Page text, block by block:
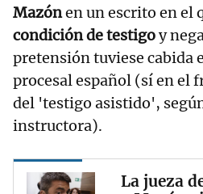
Mazónen un escrito en el
condición de testigoy
pretensión tuviese cabida
procesal español (sí en el
del 'testigo asistido',
instructora).
La jueza